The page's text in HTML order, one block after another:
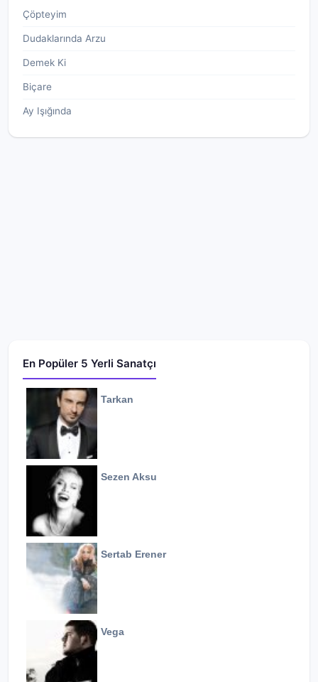
Çöpteyim
Dudaklarında Arzu
Demek Ki
Biçare
Ay Işığında
En Popüler 5 Yerli Sanatçı
Tarkan
Sezen Aksu
Sertab Erener
Vega